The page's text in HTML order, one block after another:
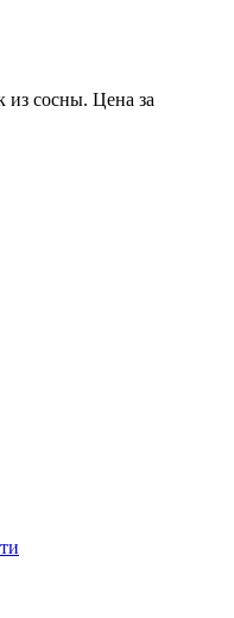
из сосны. Цена за